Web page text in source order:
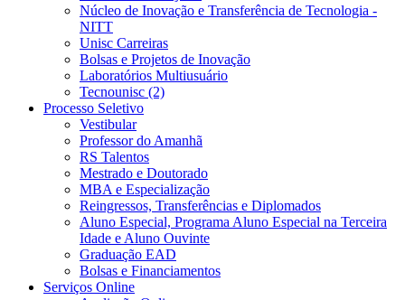
Núcleo de Inovação e Transferência de Tecnologia -
NITT
Unisc Carreiras
Bolsas e Projetos de Inovação
Laboratórios Multiusuário
Tecnounisc (2)
Processo Seletivo
Vestibular
Professor do Amanhã
RS Talentos
Mestrado e Doutorado
MBA e Especialização
Reingressos, Transferências e Diplomados
Aluno Especial, Programa Aluno Especial na Terceira
Idade e Aluno Ouvinte
Graduação EAD
Bolsas e Financiamentos
Serviços Online